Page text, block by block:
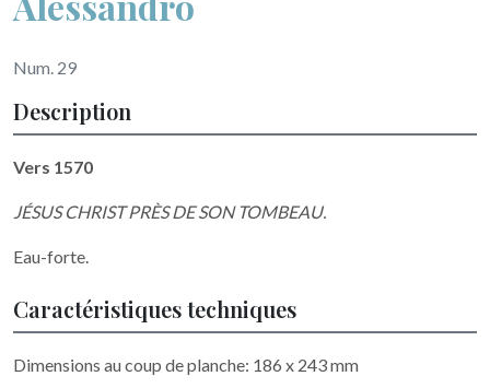
Num. 29
Description
Vers 1570
JÉSUS CHRIST PRÈS DE SON TOMBEAU.
Eau-forte.
Caractéristiques techniques
Dimensions au coup de planche: 186 x 243 mm